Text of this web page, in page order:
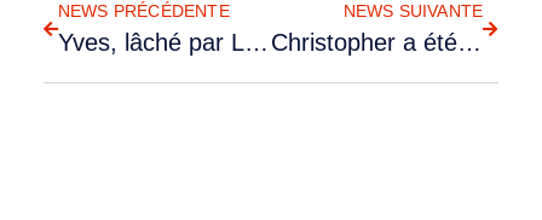
NEWS PRÉCÉDENTE
Yves, lâché par Lionel
NEWS SUIVANTE
Christopher a été lâché solo